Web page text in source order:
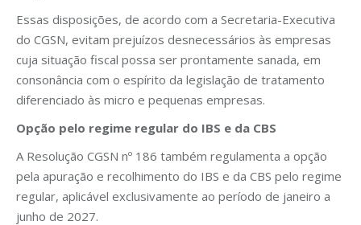
Essas disposições, de acordo com a Secretaria-Executiva
do CGSN, evitam prejuízos desnecessários às empresas
cuja situação fiscal possa ser prontamente sanada, em
consonância com o espírito da legislação de tratamento
diferenciado às micro e pequenas empresas.
Opção pelo regime regular do IBS e da CBS
A Resolução CGSN nº 186 também regulamenta a opção
pela apuração e recolhimento do IBS e da CBS pelo regime
regular, aplicável exclusivamente ao período de janeiro a
junho de 2027.